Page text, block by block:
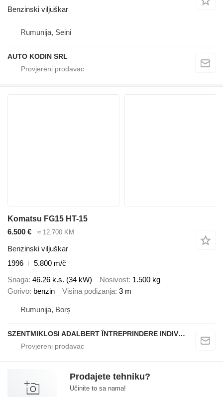
Benzinski viljuškar
Rumunija, Seini
AUTO KODIN SRL
Komatsu FG15 HT-15
6.500 €
≈ 12.700 KM
Benzinski viljuškar
1996
5.800 m/č
Snaga 46.26 k.s. (34 kW) Nosivost 1.500 kg
Gorivo benzin Visina podizanja 3 m
Rumunija, Borș
SZENTMIKLOSI ADALBERT ÎNTREPRINDERE INDIVIDUALĂ
Prodajete tehniku?
Učinite to sa nama!